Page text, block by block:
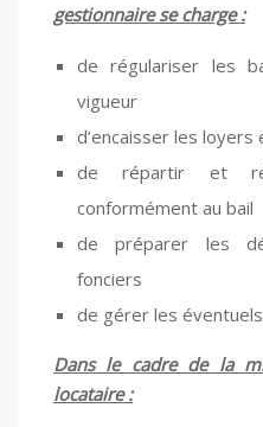
gestionnaire se charge :
de régulariser les
vigueur
d’encaisser les
de répartir et
conformément au bail
de préparer les
fonciers
de gérer les
Dans le cadre de la
locataire :